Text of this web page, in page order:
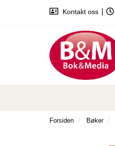
Kontakt oss
Forsiden Bøker